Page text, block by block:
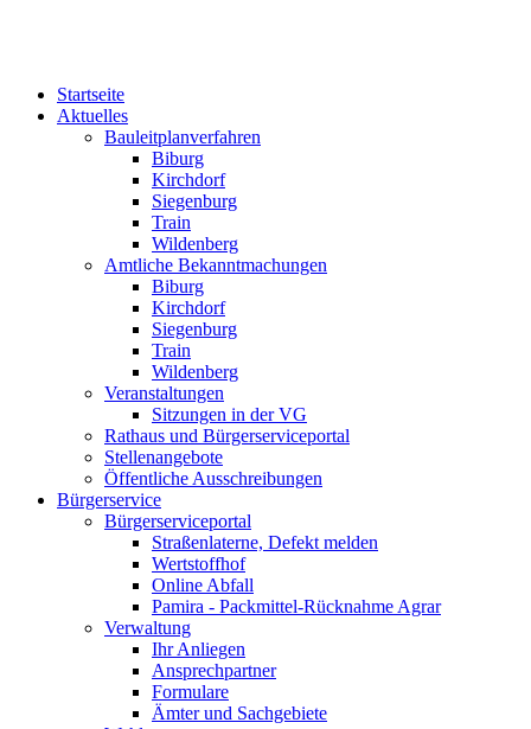
Startseite
Aktuelles
Bauleitplanverfahren
Biburg
Kirchdorf
Siegenburg
Train
Wildenberg
Amtliche Bekanntmachungen
Biburg
Kirchdorf
Siegenburg
Train
Wildenberg
Veranstaltungen
Sitzungen in der VG
Rathaus und Bürgerserviceportal
Stellenangebote
Öffentliche Ausschreibungen
Bürgerservice
Bürgerserviceportal
Straßenlaterne, Defekt melden
Wertstoffhof
Online Abfall
Pamira - Packmittel-Rücknahme Agrar
Verwaltung
Ihr Anliegen
Ansprechpartner
Formulare
Ämter und Sachgebiete